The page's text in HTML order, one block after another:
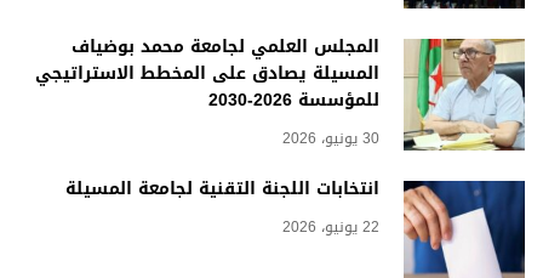
المجلس العلمي لجامعة محمد بوضياف
المسيلة يصادق على المخطط الاستراتيجي
للمؤسسة 2026-2030
30 يونيو، 2026
انتخابات اللجنة التقنية لجامعة المسيلة
22 يونيو، 2026